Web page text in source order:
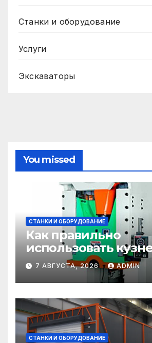
Станки и оборудование
Услуги
Экскаваторы
You missed
СТАНКИ И ОБОРУДОВАНИЕ
Как правильно
использовать
прессовое
7 АВГУСТА, 2026 ADMIN
СТАНКИ И ОБОРУДОВАНИЕ